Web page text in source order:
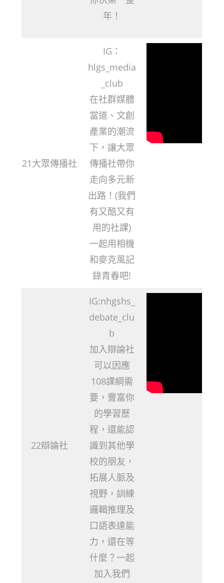
年！
21大眾傳播社
IG：
hlgs_media
_club
在社群媒體
當道、文創
產業的潮流
下，讓大眾
傳播社帶你
走向多元新
出路！(我們
有又酷又有
用的社課)
一起用相機
和麥克風記
錄青春吧!
22辯論社
IG:nhgshs_
debate_clu
b
加入辯論社
可以因應
108課綱需
要，豐富你
的學習歷
程，還能認
識到其他學
校的朋友，
拓展人脈及
視野，訓練
邏輯推理及
口語表達能
力，還在等
什麼？一起
加入我們